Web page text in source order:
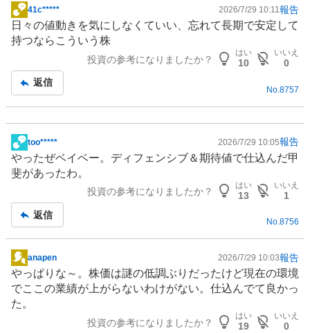
掲
示
板
41c***** 2026/7/29 10:11報告
日々の値動きを気にしなくていい、忘れて長期で安定して
持つならこういう株
投資の参考になりましたか？
はい
10
いいえ
0
返信
No. 8757
掲
示
板
too***** 2026/7/29 10:05報告
やったぜベイベー。 ディフェンシブ＆期待値で仕込んだ甲
斐があったわ。
投資の参考になりましたか？
はい
13
いいえ
1
返信
No.8756
掲
示
板
記
anapen 2026/7/29 10:03報告
やっぱりな～。株価は謎の低調ぶりだったけど現在の環境
でここの業績が上がらないわけがない。仕込んでて良かっ
た。
投資の参考になりましたか？
はい
19
いいえ
0